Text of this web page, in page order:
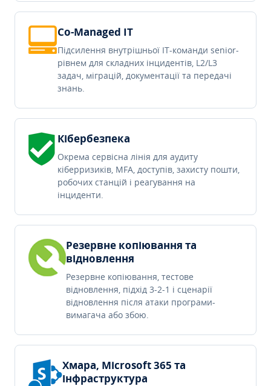
Co-Managed IT
Підсилення внутрішньої IT-команди senior-
рівнем для складних інцидентів, L2/L3
задач, міграцій, документації та передачі
знань.
Кібербезпека
Окрема сервісна лінія для аудиту
кіберризиків, MFA, доступів, захисту пошти,
робочих станцій і реагування на
інциденти.
Резервне копіювання та
відновлення
Резервне копіювання, тестове
відновлення, підхід 3-2-1 і сценарії
відновлення після атаки програми-
вимагача або збою.
Хмара, Microsoft 365 та
інфраструктура